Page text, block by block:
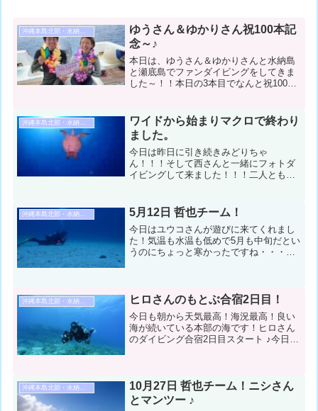
沖縄本島北部・水納島・瀬底島ダイビング
ゆうさん＆ゆかりさん祝100本記
念～♪
本日は、ゆうさん＆ゆかりさんと水納島
と瀬底島でファンダイビングをしてきま
した～！！本日の3本目でなんと祝100本
Let's Go～！コンディション＆データ気
温：27℃...
沖縄本島北部・水納島・瀬底島ダイビング
ワイドから始まりマクロで終わり
ました。
今日は昨日に引き続きみどりちゃ
ん！！！そして西さんと一緒にフォトダ
イビングして来ました！！！二人とも本
きとのことでしたのでみんなで本日ベン
ケイハゼを目標に楽しんで来まし...
沖縄本島北部・水納島・瀬底島ダイビング 5月12日 哲也チーム！
今日はユウコさんが遊びに来てくれまし
た！気温も水温も低めで5月も中旬だとい
うのにちょっと寒かったですね・・・で
てました・・・5/1...
沖縄本島北部・水納島・瀬底島ダイビング ヒロさんのもとぶ合宿2日目！
今日も朝から天気最高！海況最高！良い
海が続いている本部の海です！ヒロさん
のダイビング合宿2日目スタート ♪今日も
ら身体がめっちゃ楽...
沖縄本島北部・水納島・瀬底島ダイビング
10月27日 哲也チーム！ニシさん
とマンツー ♪